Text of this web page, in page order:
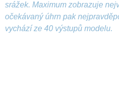
srážek. Maximum zobrazuje
očekávaný úhrn pak
vychází ze 40 výstupů modelu.